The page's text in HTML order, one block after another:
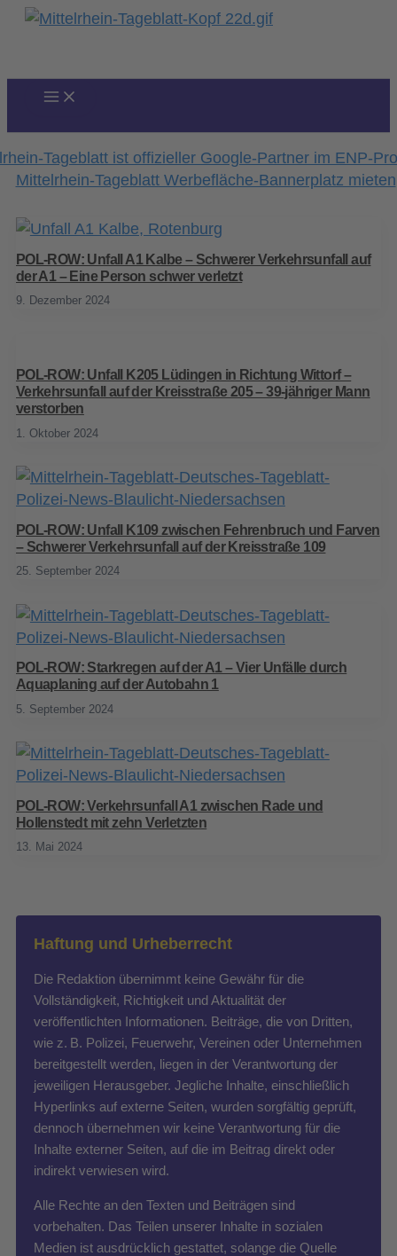
Zum
POL-ROW: Unfall A1 Kalbe – Schwerer Verkehrsunfall auf
der A1 – Eine Person schwer verletzt
9. Dezember 2024
POL-ROW: Unfall K205 Lüdingen in Richtung Wittorf –
Verkehrsunfall auf der Kreisstraße 205 – 39-jähriger Mann
verstorben
1. Oktober 2024
POL-ROW: Unfall K109 zwischen Fehrenbruch und Farven
– Schwerer Verkehrsunfall auf der Kreisstraße 109
25. September 2024
POL-ROW: Starkregen auf der A1 – Vier Unfälle durch
Aquaplaning auf der Autobahn 1
5. September 2024
POL-ROW: Verkehrsunfall A1 zwischen Rade und
Hollenstedt mit zehn Verletzten
13. Mai 2024
Haftung und Urheberrecht
Die Redaktion übernimmt keine Gewähr für die
Vollständigkeit, Richtigkeit und Aktualität der
veröffentlichten Informationen. Beiträge, die von Dritten,
wie z. B. Polizei, Feuerwehr, Vereinen oder Unternehmen
bereitgestellt werden, liegen in der Verantwortung der
jeweiligen Herausgeber. Jegliche Inhalte, einschließlich
Hyperlinks auf externe Seiten, wurden sorgfältig geprüft,
dennoch übernehmen wir keine Verantwortung für die
Inhalte externer Seiten, auf die im Beitrag direkt oder
indirekt verwiesen wird.
Alle Rechte an den Texten und Beiträgen sind
vorbehalten. Das Teilen unserer Inhalte in sozialen
Medien ist ausdrücklich gestattet, solange die Quelle